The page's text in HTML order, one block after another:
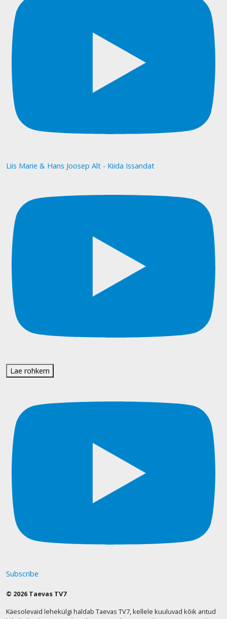
Liis Marie & Hans Joosep Alt - Kiida Issandat
Lae rohkem
Subscribe
© 2026 Taevas TV7
Käesolevaid lehekülgi haldab Taevas TV7, kellele kuuluvad kõik antud